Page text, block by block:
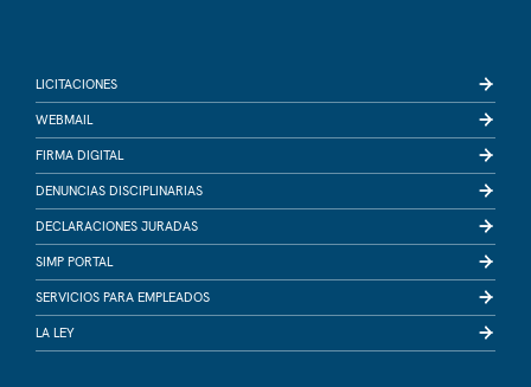
LICITACIONES
WEBMAIL
FIRMA DIGITAL
DENUNCIAS DISCIPLINARIAS
DECLARACIONES JURADAS
SIMP PORTAL
SERVICIOS PARA EMPLEADOS
LA LEY